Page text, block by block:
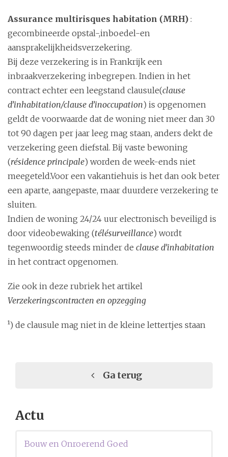
Assurance multirisques habitation (MRH) :
gecombineerde opstal-,inboedel-en
aansprakelijkheidsverzekering.
Bij deze verzekering is in Frankrijk een
inbraakverzekering inbegrepen. Indien in het
contract echter een leegstand clausule(clause
d’inhabitation/clause d’inoccupation) is opgenomen
geldt de voorwaarde dat de woning niet meer dan 30
tot 90 dagen per jaar leeg mag staan, anders dekt de
verzekering geen diefstal. Bij vaste bewoning
(résidence principale) worden de week-ends niet
meegeteld.Voor een vakantiehuis is het dan ook beter
een aparte, aangepaste, maar duurdere verzekering te
sluiten.
Indien de woning 24/24 uur electronisch beveiligd is
door videobewaking (télésurveillance) wordt
tegenwoordig steeds minder de clause d’inhabitation
in het contract opgenomen.
Zie ook in deze rubriek het artikel
Verzekeringscontracten en opzegging
¹) de clausule mag niet in de kleine lettertjes staan
Ga terug
Actu
Bouw en Onroerend Goed